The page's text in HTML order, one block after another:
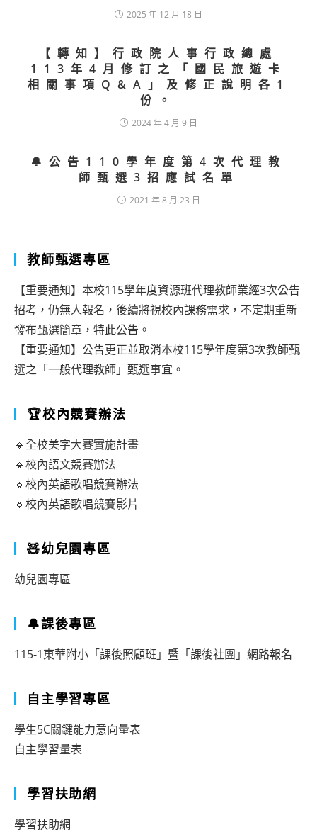
2025 年 12 月 18 日
【轉知】行政院人事行政總處
113年4月修訂之「國民旅遊卡
相關事項Q&A」及修正說明各1
份。
2024 年 4 月 9 日
🔔公告110學年度第4次代理教
師甄選3招應試名單
2021 年 8 月 23 日
教師甄選專區
【重要通知】本校115學年度資源班代理教師業經3次公告
招考，仍無人報名，後續將視校內課務需求，不定期重新
發布甄選簡章，特此公告。
【重要通知】公告更正並取消本校115學年度第3次教師甄
選之「一般代理教師」甄選事宜。
🏆校內競賽辦法
🔹全校美字大賽實施計畫
🔹校內語文競賽辦法
🔹校內英語歌唱競賽辦法
🔹校內英語歌唱競賽影片
🧸幼兒園專區
幼兒園專區
🔔課後專區
115-1東華附小「課後照顧班」暨「課後社團」網路報名
自主學習專區
學生5C關鍵能力意向量表
自主學習量表
學習扶助網
學習扶助網